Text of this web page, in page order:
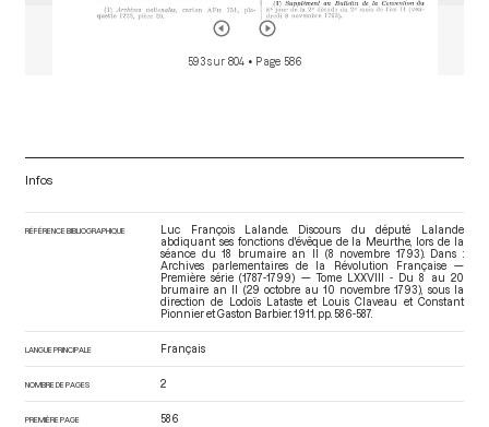
593 sur 804 • Page 586
Infos
RÉFÉRENCE BIBLIOGRAPHIQUE
Luc François Lalande. Discours du député Lalande
abdiquant ses fonctions d'évêque de la Meurthe, lors de la
séance du 18 brumaire an II (8 novembre 1793). Dans :
Archives parlementaires de la Révolution Française —
Première série (1787-1799) — Tome LXXVIII - Du 8 au 20
brumaire an II (29 octobre au 10 novembre 1793) , sous la
direction de Lodoïs Lataste et Louis Claveau et Constant
Pionnier et Gaston Barbier. 1911. pp. 586-587.
LANGUE PRINCIPALE Français
NOMBRE DE PAGES 2
PREMIÈRE PAGE 586